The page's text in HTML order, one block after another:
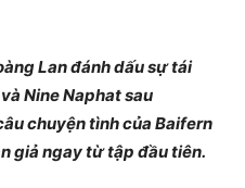
Lan đánh dấu sự tái
Nine Naphat sau
chuyện tình của Baifern
giả ngay từ tập đầu tiên.